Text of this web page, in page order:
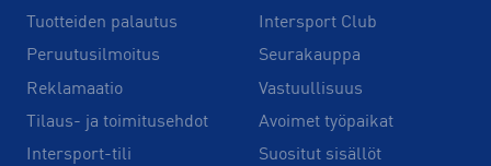
Tuotteiden palautus
Peruutusilmoitus
Reklamaatio
Tilaus- ja toimitusehdot
Intersport-tili
Intersport Club
Seurakauppa
Vastuullisuus
Avoimet työpaikat
Suositut sisällöt